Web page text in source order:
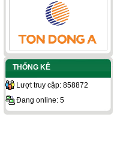
THỐNG KÊ
Lượt truy cập: 858872
Đang online: 5